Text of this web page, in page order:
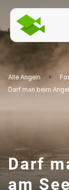
Alle Angeln
Darf man beim
Darf
am